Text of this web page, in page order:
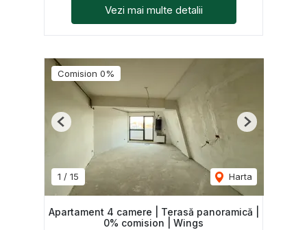
Vezi mai multe detalii
Comision 0%
1 / 15 Harta
Previous Next
Apartament 4 camere | Terasă panoramică |
0% comision | Wings